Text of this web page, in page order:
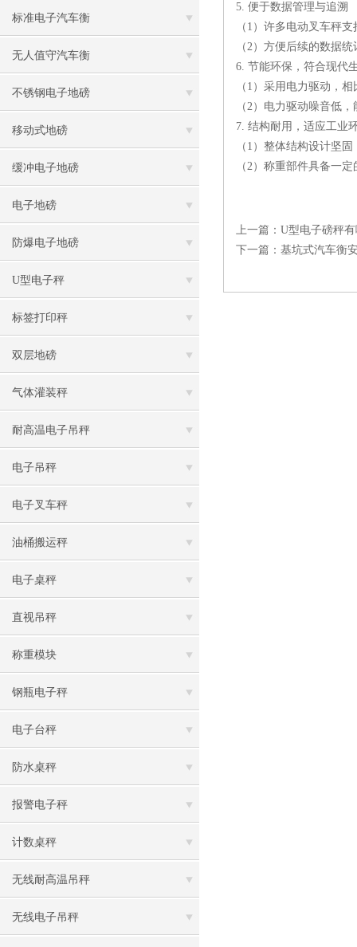
标准电子汽车衡
无人值守汽车衡
不锈钢电子地磅
移动式地磅
缓冲电子地磅
电子地磅
防爆电子地磅
U型电子秤
标签打印秤
双层地磅
气体灌装秤
耐高温电子吊秤
电子吊秤
电子叉车秤
油桶搬运秤
电子桌秤
直视吊秤
称重模块
钢瓶电子秤
电子台秤
防水桌秤
报警电子秤
计数桌秤
无线耐高温吊秤
无线电子吊秤
5. 便于数据管理与追溯
（1）许多电动叉车秤
（2）方便后续的数据
6. 节能环保，符合现代
（1）采用电力驱动，
（2）电力驱动噪音低
7. 结构耐用，适应工业
（1）整体结构设计坚
（2）称重部件具备一
上一篇： U型电子磅秤
下一篇： 基坑式汽车衡